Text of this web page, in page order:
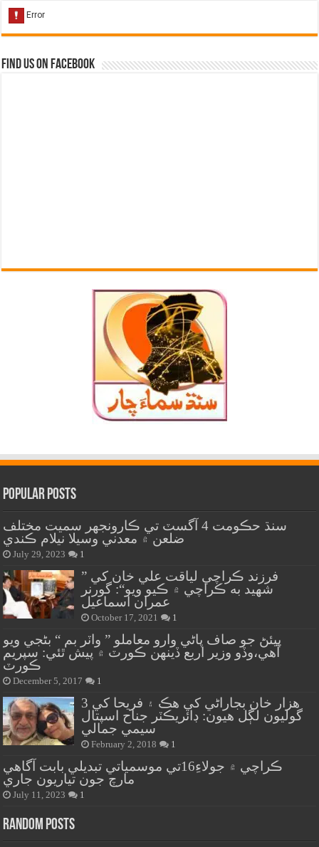
Find us on Facebook
Popular Posts
سنڌ حڪومت 4 آگسٽ تي ڪارونجهر سميت مختلف
ضلعن ۾ معدني وسيلا نيلام ڪندي
July 29, 2023 1
” فرزند ڪراچي لياقت علي خان کي
شهيد به ڪراچي ۾ ڪيو ويو“: گورنر
عمران اسماعيل
October 17, 2021 1
پيئڻ جو صاف پاڻي وارو معاملو ” واٽر بم “ بڻجي ويو
آهي،وڏو وزير اربع ڏينهن ڪورٽ ۾ پيش ٿئي: سپريم
ڪورٽ
December 5, 2017 1
هزار خان بجاراڻي کي هڪ ۽ فريحا کي 3
گوليون لڳل هيون: ڊائريڪٽر جناح اسپتال
سيمي جمالي
February 2, 2018 1
ڪراچي ۾ جولاءِ16تي موسمياتي تبديلي بابت آگاهي
مارچ جون تياريون جاري
July 11, 2023 1
Random Posts